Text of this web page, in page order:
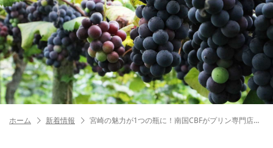
ホーム 新着情報 宮崎の魅力が1つの瓶に！南国CBFがプリン専門店「南国プリン」を宮崎市橘通りに3月28日オープン！！